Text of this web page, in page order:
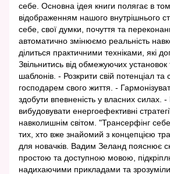
себе. Основна ідея книги полягає в
відображенням нашого внутрішнього
себе, свої думки, почуття та
автоматично змінюємо реальність
ділиться практичними техніками, які
Звільнитись від обмежуючих
шаблонів. - Розкрити свій потенціал та
господарем свого життя. -
здобути впевненість у власних силах. -
вибудовувати енергоефективні
навколишнім світом. "Трансерфінг
тих, хто вже знайомий з концепцією
для новачків. Вадим Зеланд пояснює
простою та доступною мовою,
надихаючими прикладами та